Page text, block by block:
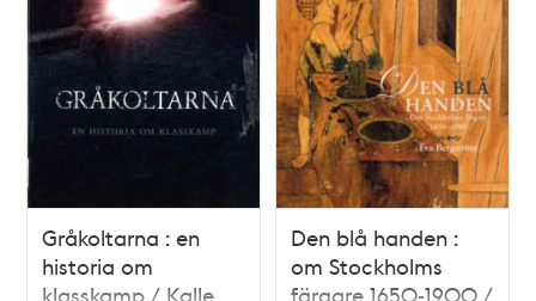
Gråkoltarna : en
historia om
klasskamp / Kalle
Den blå handen :
om Stockholms
färgare 1650-1900 /